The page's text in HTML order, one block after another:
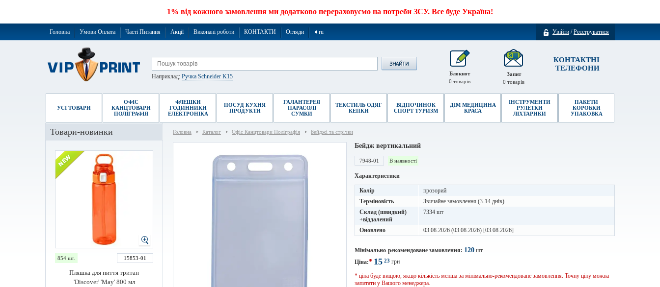
1% від кожного замовлення ми додатково перераховуємо на потреби ЗСУ. Все буде Україна!
Увійти /Реєструватися
Головна Умови Оплата Часті Питання Акції Виконані роботи КОНТАКТИ Огляди ➧ru
КОНТАКТНІ
ТЕЛЕФОНИ
Запит
0 товарів
Наприклад: Ручка Schneider K15
Блокнот
0 товарів
УСІ ТОВАРИ
ОФІС
КАНЦТОВАРИ
ПОЛІГРАФІЯ
ФЛЕШКИ
ГОДИННИКИ
ЕЛЕКТРОНІКА
ПОСУД КУХНЯ
ПРОДУКТИ
ГАЛАНТЕРЕЯ
ПАРАСОЛІ
СУМКИ
ТЕКСТИЛЬ ОДЯГ
КЕПКИ
ВІДПОЧИНОК
СПОРТ ТУРИЗМ
ДІМ МЕДИЦИНА
КРАСА
ІНСТРУМЕНТИ
РУЛЕТКИ
ЛІХТАРИКИ
ПАКЕТИ
КОРОБКИ
УПАКОВКА
Головна Каталог Офіс Канцтовари Поліграфія Бейджі та стрічки
Бейдж вертикальний
7948-01 В наявності
Характеристики
Колір
прозорий
Терміновість
Звичайне замовлення (3-14 днів)
Склад (швидкий)
+віддалений
7334 шт
Оновлено 03.08.2026 (03.08.2026) [03.08.2026]
Мінімально-рекомендоване замовлення: 120 шт
Ціна:* 15 23 грн
* ціна буде вищою, якщо кількість менша за мінімально-рекомендоване замовлення. Точну ціну можна
запитати у Вашого менеджера.
Товари-новинки
854 шт. 15853-01
Пляшка для пиття тритан
'Discover' 'May' 800 мл